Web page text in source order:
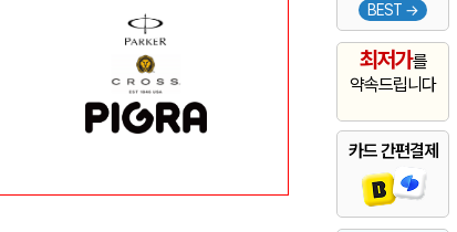
BEST →
최저가를
약속드립니다
카드 간편결제